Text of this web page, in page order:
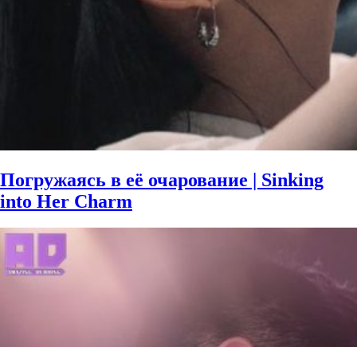
Погружаясь в её очарование | Sinking
into Her Charm